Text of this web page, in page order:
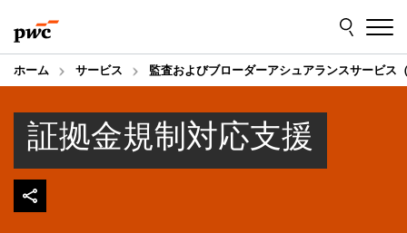
to
content
to
footer
ホーム サービス 監査およびブローダーアシュアランスサービス
証拠金規制対応支援